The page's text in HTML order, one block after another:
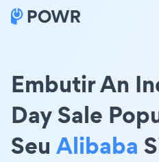
Embutir An
Day Sale
Seu Alibaba